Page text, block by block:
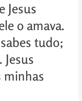
Jesus
o amava.
tudo;
minhas